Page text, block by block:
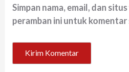
Simpan nama, email, dan
peramban ini untuk